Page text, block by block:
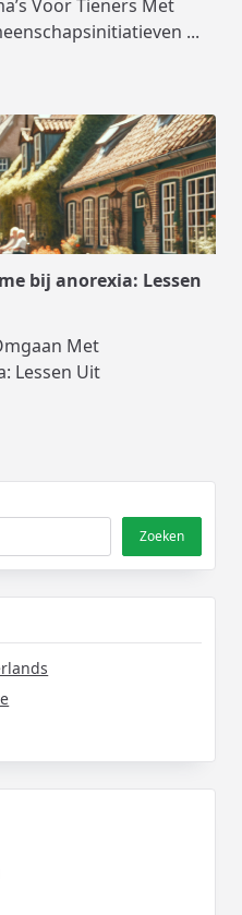
Voor Tieners Met
...
bij anorexia: Lessen
Met
Lessen Uit
Zoeken